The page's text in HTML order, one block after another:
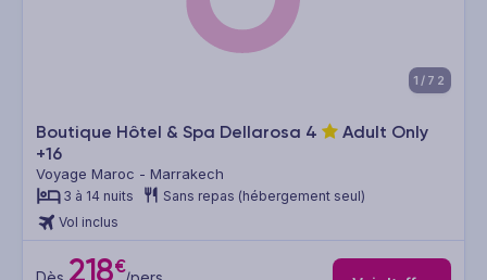
1/72
Boutique Hôtel & Spa Dellarosa 4
Adult Only
+16
Voyage Maroc - Marrakech
3 à 14 nuits
Sans repas (hébergement seul)
Vol inclus
218€